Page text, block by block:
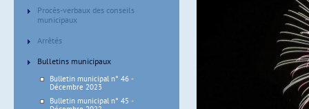
Procès-verbaux des conseils
municipaux
Arrêtés
Bulletins municipaux
Bulletin municipal n° 46 -
Décembre 2023
Bulletin municipal n° 45 -